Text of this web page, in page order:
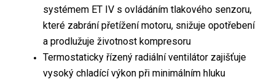
systémem ET IV s ovládáním tlakového senzoru,
které zabrání přetížení motoru, snižuje opotřebení
a prodlužuje životnost kompresoru
Termostaticky řízený radiální ventilátor zajišťuje
vysoký chladící výkon při minimálním hluku